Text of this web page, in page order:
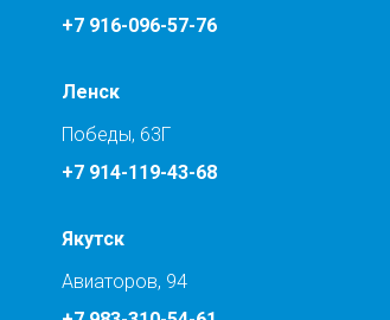
+7 916-096-57-76
Ленск
Победы, 63Г
+7 914-119-43-68
Якутск
Авиаторов, 94